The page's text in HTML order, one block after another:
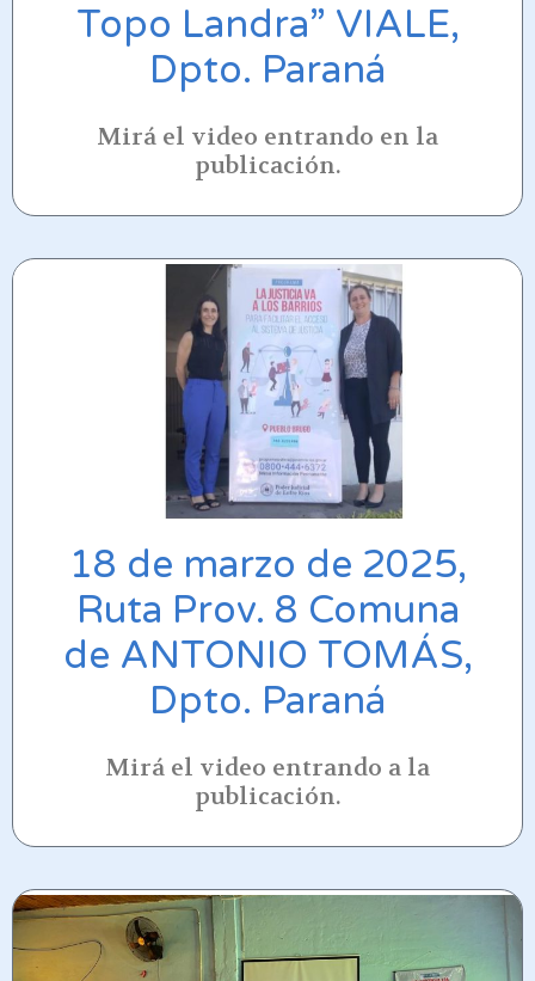
Topo Landra” VIALE,
Dpto. Paraná
Mirá el video entrando en la
publicación.
18 de marzo de 2025,
Ruta Prov. 8 Comuna
de ANTONIO TOMÁS,
Dpto. Paraná
Mirá el video entrando a la
publicación.